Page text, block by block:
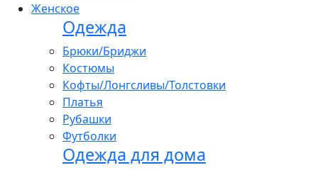
Женское
Одежда
Брюки/Бриджи
Костюмы
Кофты/Лонгсливы/Толстовки
Платья
Рубашки
Футболки
Одежда для дома